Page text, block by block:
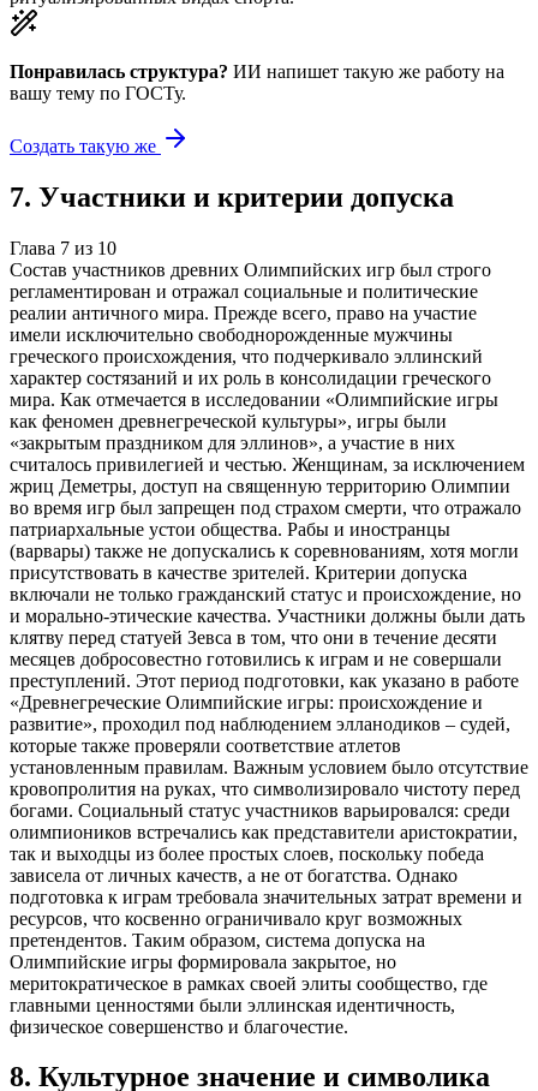
Понравилась структура? ИИ напишет такую же работу на
вашу тему по ГОСТу.
Создать такую же
7. Участники и критерии допуска
Глава 7 из 10
Состав участников древних Олимпийских игр был строго
регламентирован и отражал социальные и политические
реалии античного мира. Прежде всего, право на участие
имели исключительно свободнорожденные мужчины
греческого происхождения, что подчеркивало эллинский
характер состязаний и их роль в консолидации греческого
мира. Как отмечается в исследовании «Олимпийские игры
как феномен древнегреческой культуры», игры были
«закрытым праздником для эллинов», а участие в них
считалось привилегией и честью. Женщинам, за исключением
жриц Деметры, доступ на священную территорию Олимпии
во время игр был запрещен под страхом смерти, что отражало
патриархальные устои общества. Рабы и иностранцы
(варвары) также не допускались к соревнованиям, хотя могли
присутствовать в качестве зрителей. Критерии допуска
включали не только гражданский статус и происхождение, но
и морально-этические качества. Участники должны были дать
клятву перед статуей Зевса в том, что они в течение десяти
месяцев добросовестно готовились к играм и не совершали
преступлений. Этот период подготовки, как указано в работе
«Древнегреческие Олимпийские игры: происхождение и
развитие», проходил под наблюдением элланодиков – судей,
которые также проверяли соответствие атлетов
установленным правилам. Важным условием было отсутствие
кровопролития на руках, что символизировало чистоту перед
богами. Социальный статус участников варьировался: среди
олимпиоников встречались как представители аристократии,
так и выходцы из более простых слоев, поскольку победа
зависела от личных качеств, а не от богатства. Однако
подготовка к играм требовала значительных затрат времени и
ресурсов, что косвенно ограничивало круг возможных
претендентов. Таким образом, система допуска на
Олимпийские игры формировала закрытое, но
меритократическое в рамках своей элиты сообщество, где
главными ценностями были эллинская идентичность,
физическое совершенство и благочестие.
8. Культурное значение и символика